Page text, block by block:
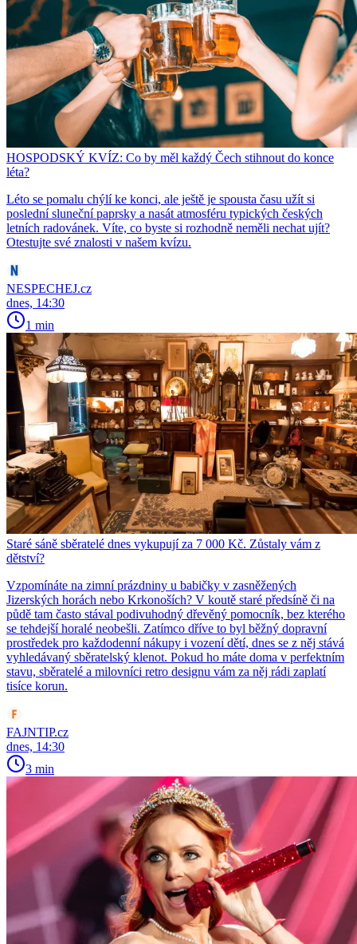
HOSPODSKÝ KVÍZ: Co by měl každý Čech stihnout do konce
léta?
Léto se pomalu chýlí ke konci, ale ještě je spousta času užít si
poslední sluneční paprsky a nasát atmosféru typických českých
letních radovánek. Víte, co byste si rozhodně neměli nechat ujít?
Otestujte své znalosti v našem kvízu.
NESPECHEJ.cz
dnes, 14:30
1 min
Staré sáně sběratelé dnes vykupují za 7 000 Kč. Zůstaly vám z
dětství?
Vzpomínáte na zimní prázdniny u babičky v zasněžených
Jizerských horách nebo Krkonoších? V koutě staré předsíně či na
půdě tam často stával podivuhodný dřevěný pomocník, bez kterého
se tehdejší horalé neobešli. Zatímco dříve to byl běžný dopravní
prostředek pro každodenní nákupy i vození dětí, dnes se z něj stává
vyhledávaný sběratelský klenot. Pokud ho máte doma v perfektním
stavu, sběratelé a milovníci retro designu vám za něj rádi zaplatí
tisíce korun.
FAJNTIP.cz
dnes, 14:30
3 min